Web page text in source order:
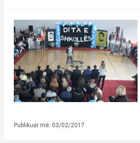
Publikuar më: 03/02/2017